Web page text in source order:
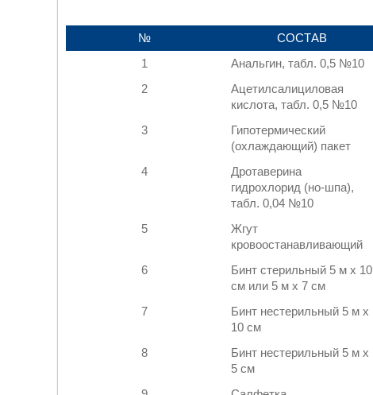
№
СОСТАВ
1
Анальгин, табл. 0,5 №10
2
Ацетилсалициловая
кислота, табл. 0,5 №10
3
Гипотермический
(охлаждающий) пакет
4
Дротаверина
гидрохлорид (но-шпа),
табл. 0,04 №10
5
Жгут
кровоостанавливающий
6
Бинт стерильный 5 м х 10
см или 5 м х 7 см
7
Бинт нестерильный 5 м х
10 см
8
Бинт нестерильный 5 м х
5 см